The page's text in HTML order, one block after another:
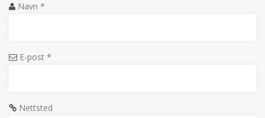
Navn *
E-post *
Nettsted